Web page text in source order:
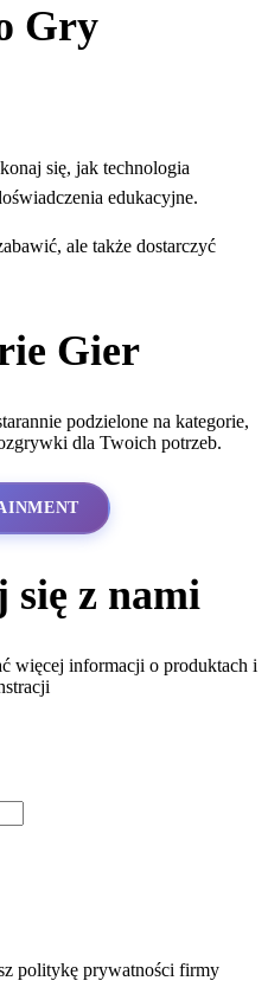
Gry
się, jak technologia
edukacyjne.
ale także dostarczyć
Gier
podzielone na kategorie,
dla Twoich potrzeb.
się z nami
więcej informacji o produktach i
politykę prywatności firmy